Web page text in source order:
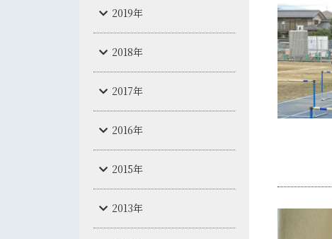
2019年
2018年
2017年
2016年
2015年
2013年